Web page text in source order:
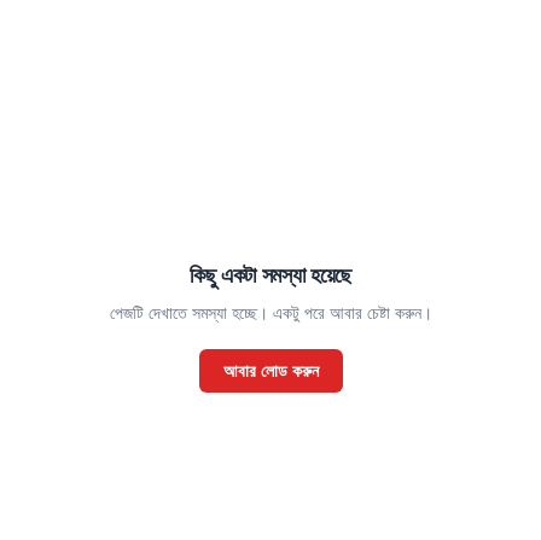
কিছু একটা সমস্যা হয়েছে
পেজটি দেখাতে সমস্যা হচ্ছে। একটু পরে আবার চেষ্টা করুন।
আবার লোড করুন